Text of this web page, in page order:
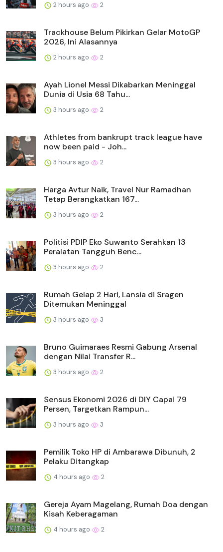
2 hours ago 2
Trackhouse Belum Pikirkan Gelar MotoGP
2026, Ini Alasannya
2 hours ago 2
Ayah Lionel Messi Dikabarkan Meninggal
Dunia di Usia 68 Tahu...
3 hours ago 2
Athletes from bankrupt track league have
now been paid - Joh...
3 hours ago 2
Harga Avtur Naik, Travel Nur Ramadhan
Tetap Berangkatkan 167...
3 hours ago 2
Politisi PDIP Eko Suwanto Serahkan 13
Peralatan Tangguh Benc...
3 hours ago 2
Rumah Gelap 2 Hari, Lansia di Sragen
Ditemukan Meninggal
3 hours ago 3
Bruno Guimaraes Resmi Gabung Arsenal
dengan Nilai Transfer R...
3 hours ago 2
Sensus Ekonomi 2026 di DIY Capai 79
Persen, Targetkan Rampun...
3 hours ago 3
Pemilik Toko HP di Ambarawa Dibunuh, 2
Pelaku Ditangkap
4 hours ago 2
Gereja Ayam Magelang, Rumah Doa dengan
Kisah Keberagaman
4 hours ago 2